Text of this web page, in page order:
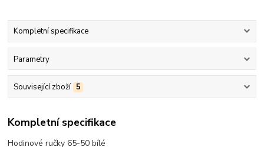
Kompletní specifikace
Parametry
Související zboží 5
Kompletní specifikace
Hodinové ručky 65-50 bílé